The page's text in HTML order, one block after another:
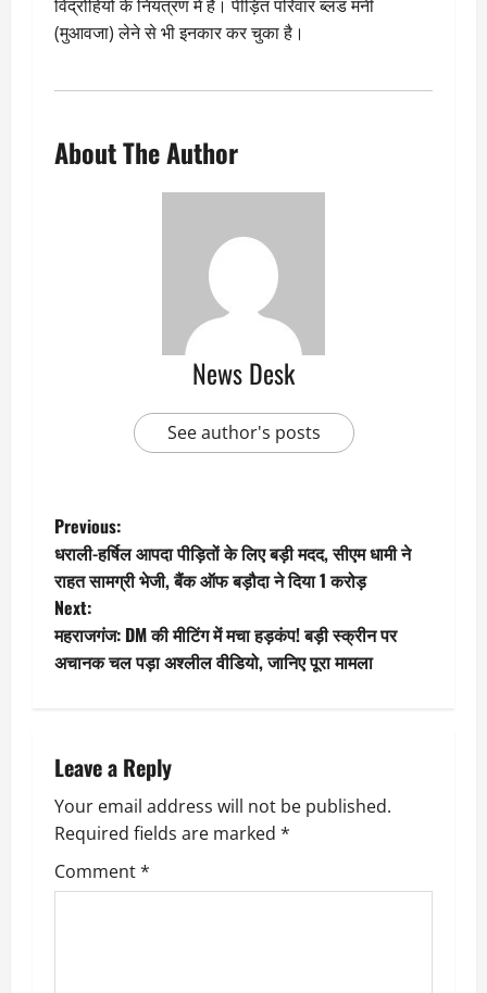
विद्रोहियों के नियंत्रण में है। पीड़ित परिवार ब्लड मनी
(मुआवजा) लेने से भी इनकार कर चुका है।
About The Author
News Desk
See author's posts
P
o
s
t
a
v
i
g
Previous:
धराली-हर्षिल आपदा पीड़ितों के लिए बड़ी मदद, सीएम धामी ने
राहत सामग्री भेजी, बैंक ऑफ बड़ौदा ने दिया 1 करोड़
Next:
महराजगंज: DM की मीटिंग में मचा हड़कंप! बड़ी स्क्रीन पर
अचानक चल पड़ा अश्लील वीडियो, जानिए पूरा मामला
Leave a Reply
Your email address will not be published.
Required fields are marked *
Comment*